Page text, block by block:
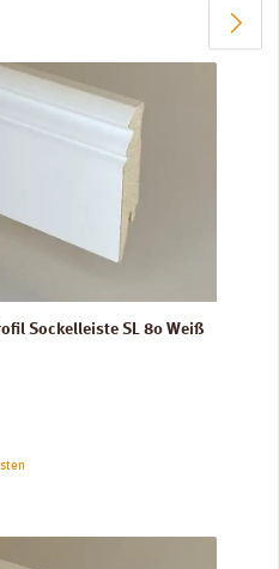
Sockelleiste SL 80 Weiß